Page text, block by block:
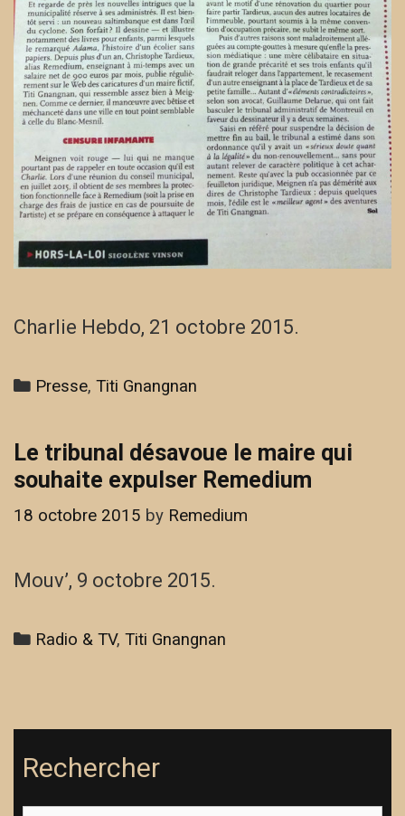
Charlie Hebdo, 21 octobre 2015.
Categories
Presse,Titi Gnangnan
Le tribunal désavoue le maire qui
souhaite expulser Remedium
18 octobre 2015 by Remedium
Mouv’, 9 octobre 2015.
Categories
Radio & TV,Titi Gnangnan
Rechercher